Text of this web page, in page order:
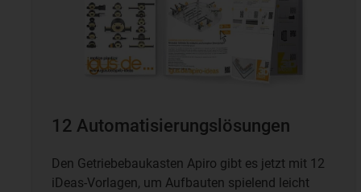
12 Automatisierungslösungen
Den Getriebebaukasten Apiro gibt es jetzt mit 12
iDeas-Vorlagen, um Aufbauten spielend leicht